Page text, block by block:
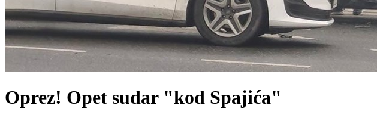
Oprez! Opet sudar "kod Spajića"